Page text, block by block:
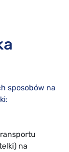
sposobów na
na